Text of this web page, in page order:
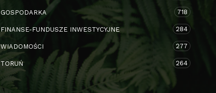
GOSPODARKA 718
FINANSE-FUNDUSZE INWESTYCYJNE 284
WIADOMOŚCI 277
TORUŃ 264